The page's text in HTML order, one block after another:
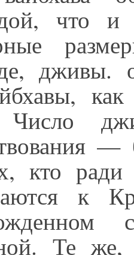
что и
дживы.
Число
—
кто ради
к
Те же,